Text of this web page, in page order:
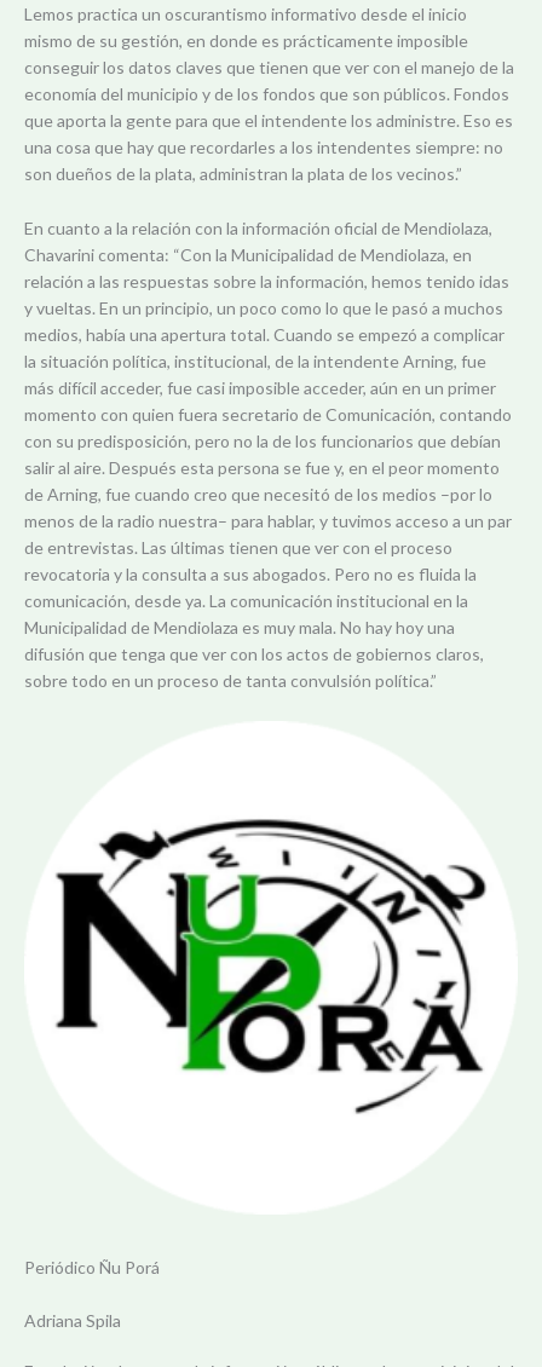
Lemos practica un oscurantismo informativo desde el inicio
mismo de su gestión, en donde es prácticamente imposible
conseguir los datos claves que tienen que ver con el manejo de la
economía del municipio y de los fondos que son públicos. Fondos
que aporta la gente para que el intendente los administre. Eso es
una cosa que hay que recordarles a los intendentes siempre: no
son dueños de la plata, administran la plata de los vecinos.”
En cuanto a la relación con la información oficial de Mendiolaza,
Chavarini comenta: “Con la Municipalidad de Mendiolaza, en
relación a las respuestas sobre la información, hemos tenido idas
y vueltas. En un principio, un poco como lo que le pasó a muchos
medios, había una apertura total. Cuando se empezó a complicar
la situación política, institucional, de la intendente Arning, fue
más difícil acceder, fue casi imposible acceder, aún en un primer
momento con quien fuera secretario de Comunicación, contando
con su predisposición, pero no la de los funcionarios que debían
salir al aire. Después esta persona se fue y, en el peor momento
de Arning, fue cuando creo que necesitó de los medios –por lo
menos de la radio nuestra– para hablar, y tuvimos acceso a un par
de entrevistas. Las últimas tienen que ver con el proceso
revocatoria y la consulta a sus abogados. Pero no es fluida la
comunicación, desde ya. La comunicación institucional en la
Municipalidad de Mendiolaza es muy mala. No hay hoy una
difusión que tenga que ver con los actos de gobiernos claros,
sobre todo en un proceso de tanta convulsión política.”
Periódico Ñu Porá
Adriana Spila